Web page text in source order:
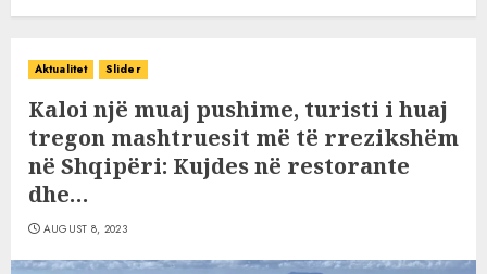
Aktualitet Slider
Kaloi një muaj pushime, turisti i huaj
tregon mashtruesit më të rrezikshëm
në Shqipëri: Kujdes në restorante
dhe…
AUGUST 8, 2023